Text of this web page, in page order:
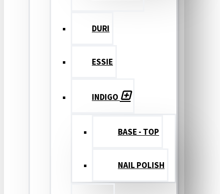
DURI
ESSIE
INDIGO
BASE - TOP
NAIL POLISH